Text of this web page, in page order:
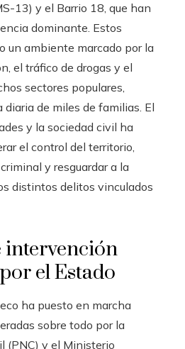
13) y el Barrio 18, que han
dominante. Estos
un ambiente marcado por la
el tráfico de drogas y el
sectores populares,
de miles de familias. El
y la sociedad civil ha
el control del territorio,
y resguardar a la
distintos delitos vinculados
intervención
el Estado
ha puesto en marcha
sobre todo por la
(PNC) y el Ministerio